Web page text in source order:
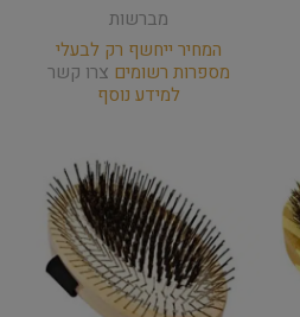
מברשות
המחיר ייחשף רק לבעלי
מספרות רשומים צרו קשר
למידע נוסף